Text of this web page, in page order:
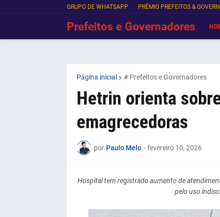
GRUPO DE WHATSAPP PRÊMIO PREFEITOS &
Prefeitos e Governadores
Página inicial # Prefeitos e Governadores
Hetrin orienta
emagrecedoras
por Paulo Melo - fevereiro 10, 2026
Hospital tem registrado aumento de
pelo uso